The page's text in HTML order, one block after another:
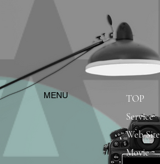
​MENU
TOP
Service
Web Site
Movie